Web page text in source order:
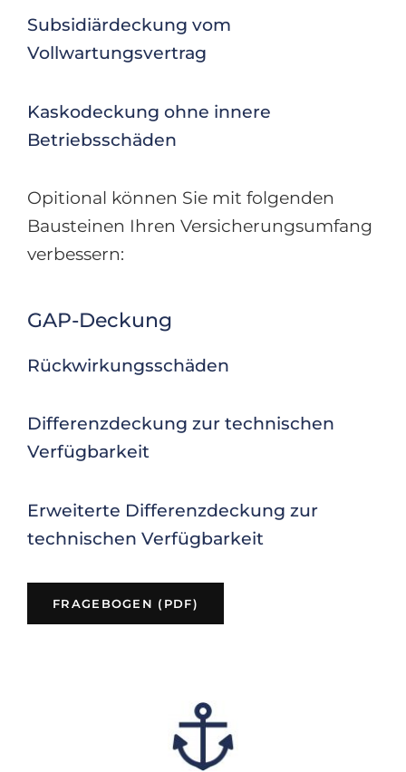
Subsidiärdeckung vom
Vollwartungsvertrag
Kaskodeckung ohne innere
Betriebsschäden
Opitional können Sie mit folgenden
Bausteinen Ihren Versicherungsumfang
verbessern:
GAP-Deckung
Rückwirkungsschäden
Differenzdeckung zur technischen
Verfügbarkeit
Erweiterte Differenzdeckung zur
technischen Verfügbarkeit
FRAGEBOGEN (PDF)